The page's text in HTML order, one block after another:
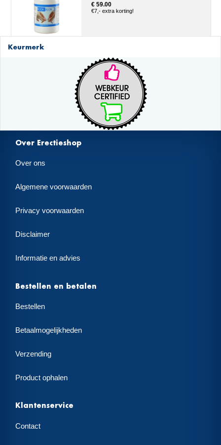
€ 59.00
€7,- extra korting!
Keurmerk
Over Erectieshop
Over ons
Algemene voorwaarden
Privacy voorwaarden
Disclaimer
Informatie en advies
Bestellen en betalen
Bestellen
Betaalmogelijkheden
Verzending
Product ophalen
Klantenservice
Contact